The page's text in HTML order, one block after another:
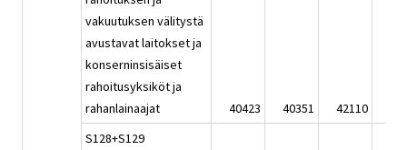
vakuutuksen välitystä
avustavat laitokset ja
konserninsisäiset
rahoitusyksiköt ja
rahanlainaajat
40423 40351 42110
S128+S129